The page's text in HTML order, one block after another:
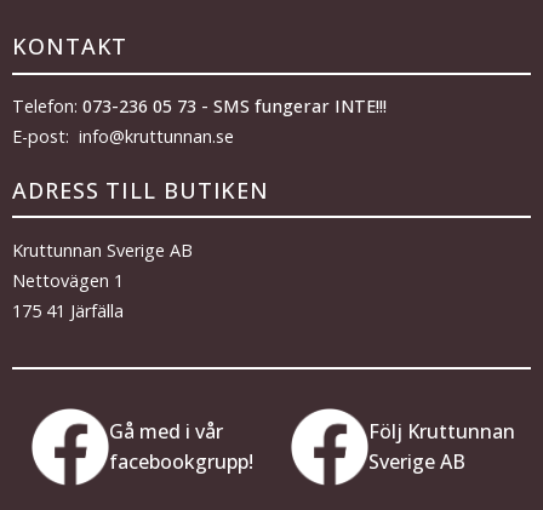
KONTAKT
Telefon: 073-236 05 73 - SMS fungerar INTE!!!
E-post: info@kruttunnan.se
ADRESS TILL BUTIKEN
Kruttunnan Sverige AB
Nettovägen 1
175 41 Järfälla
Gå med i vår
facebookgrupp!
Följ Kruttunnan
Sverige AB